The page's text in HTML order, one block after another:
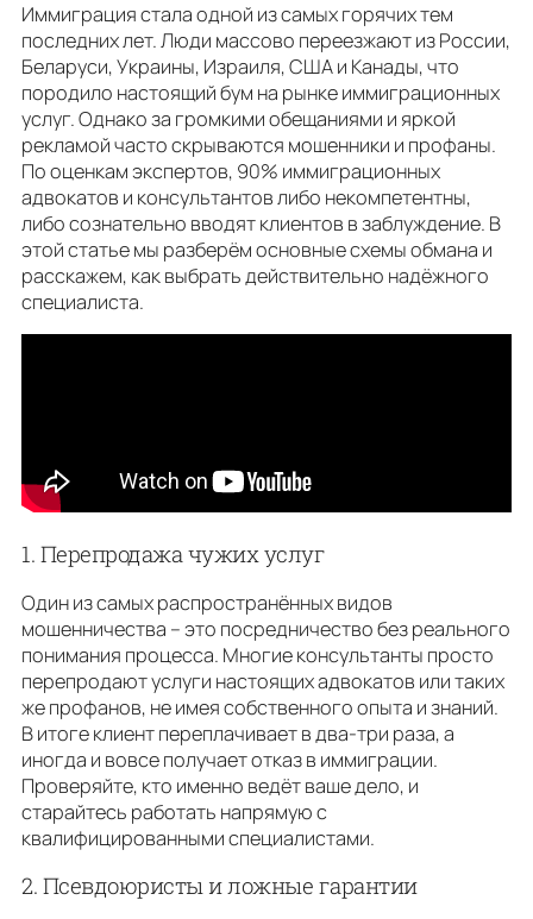
Иммиграция стала одной из самых горячих тем
последних лет. Люди массово переезжают из России,
Беларуси, Украины, Израиля, США и Канады, что
породило настоящий бум на рынке иммиграционных
услуг. Однако за громкими обещаниями и яркой
рекламой часто скрываются мошенники и профаны.
По оценкам экспертов, 90% иммиграционных
адвокатов и консультантов либо некомпетентны,
либо сознательно вводят клиентов в заблуждение. В
этой статье мы разберём основные схемы обмана и
расскажем, как выбрать действительно надёжного
специалиста.
1. Перепродажа чужих услуг
Один из самых распространённых видов
мошенничества – это посредничество без реального
понимания процесса. Многие консультанты просто
перепродают услуги настоящих адвокатов или таких
же профанов, не имея собственного опыта и знаний.
В итоге клиент переплачивает в два-три раза, а
иногда и вовсе получает отказ в иммиграции.
Проверяйте, кто именно ведёт ваше дело, и
старайтесь работать напрямую с
квалифицированными специалистами.
2. Псевдоюристы и ложные гарантии